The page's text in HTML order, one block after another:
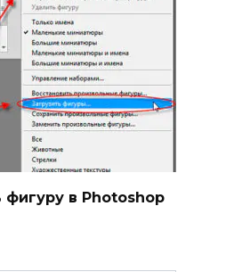
фигуру в Photoshop